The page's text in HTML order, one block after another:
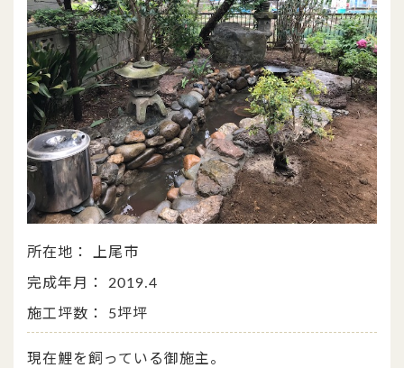
所在地： 上尾市
完成年月： 2019.4
施工坪数： 5坪坪
現在鯉を飼っている御施主。